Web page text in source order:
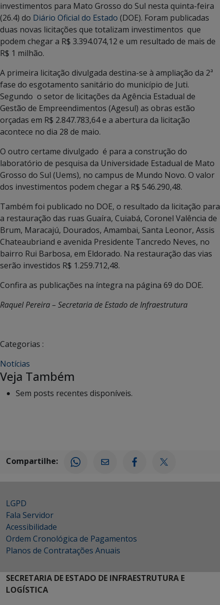
investimentos para Mato Grosso do Sul nesta quinta-feira
(26.4) do Diário Oficial do Estado (DOE). Foram publicadas
duas novas licitações que totalizam investimentos que
podem chegar a R$ 3.394.074,12 e um resultado de mais de
R$ 1 milhão.
A primeira licitação divulgada destina-se à ampliação da 2ª
fase do esgotamento sanitário do município de Juti.
Segundo o setor de licitações da Agência Estadual de
Gestão de Empreendimentos (Agesul) as obras estão
orçadas em R$ 2.847.783,64 e a abertura da licitação
acontece no dia 28 de maio.
O outro certame divulgado é para a construção do
laboratório de pesquisa da Universidade Estadual de Mato
Grosso do Sul (Uems), no campus de Mundo Novo. O valor
dos investimentos podem chegar a R$ 546.290,48.
Também foi publicado no DOE, o resultado da licitação para
a restauração das ruas Guaíra, Cuiabá, Coronel Valência de
Brum, Maracajú, Dourados, Amambai, Santa Leonor, Assis
Chateaubriand e avenida Presidente Tancredo Neves, no
bairro Rui Barbosa, em Eldorado. Na restauração das vias
serão investidos R$ 1.259.712,48.
Confira as publicações na íntegra na página 69 do DOE.
Raquel Pereira – Secretaria de Estado de Infraestrutura
Categorias :
Notícias
Veja Também
Sem posts recentes disponíveis.
Compartilhe:
LGPD
Fala Servidor
Acessibilidade
Ordem Cronológica de Pagamentos
Planos de Contratações Anuais
SECRETARIA DE ESTADO DE INFRAESTRUTURA E
LOGÍSTICA